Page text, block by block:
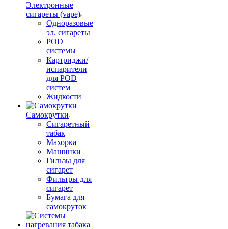
Электронные
сигареты (vape)
Одноразовые
эл. сигареты
POD
системы
Картриджи/
испарители
для POD
систем
Жидкости
Самокрутки
Сигаретный
табак
Махорка
Машинки
Гильзы для
сигарет
Фильтры для
сигарет
Бумага для
самокруток